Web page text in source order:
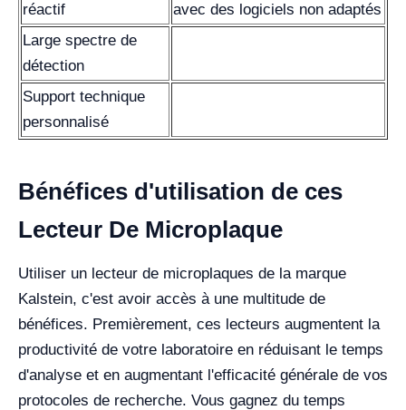
réactif
avec des logiciels non adaptés
Large spectre de
détection
Support technique
personnalisé
Bénéfices d'utilisation de ces
Lecteur De Microplaque
Utiliser un lecteur de microplaques de la marque
Kalstein, c'est avoir accès à une multitude de
bénéfices. Premièrement, ces lecteurs augmentent la
productivité de votre laboratoire en réduisant le temps
d'analyse et en augmentant l'efficacité générale de vos
protocoles de recherche. Vous gagnez du temps